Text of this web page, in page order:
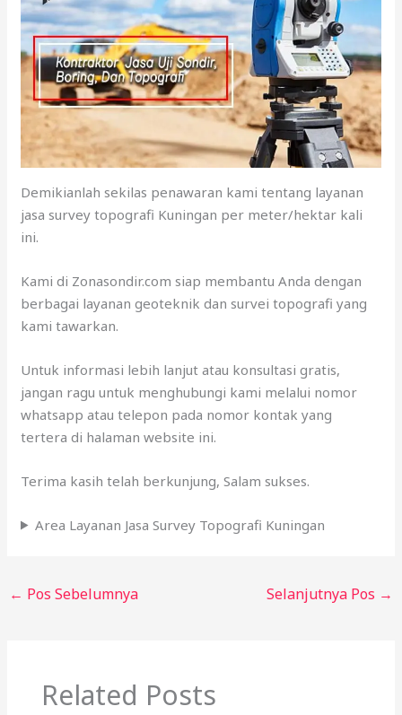
Demikianlah sekilas penawaran kami tentang layanan
jasa survey topografi Kuningan per meter/hektar kali
ini.
Kami di Zonasondir.com siap membantu Anda dengan
berbagai layanan geoteknik dan survei topografi yang
kami tawarkan.
Untuk informasi lebih lanjut atau konsultasi gratis,
jangan ragu untuk menghubungi kami melalui nomor
whatsapp atau telepon pada nomor kontak yang
tertera di halaman website ini.
Terima kasih telah berkunjung, Salam sukses.
Area Layanan Jasa Survey Topografi Kuningan
← Pos Sebelumnya Selanjutnya Pos →
Related Posts